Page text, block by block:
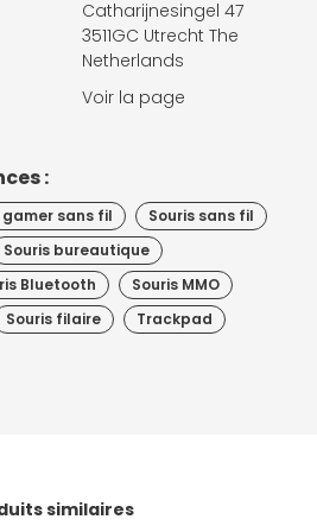
Catharijnesingel 47
3511GC Utrecht The
Netherlands
Voir la page
:
gamer sans fil
Souris sans fil
Souris bureautique
Bluetooth
Souris MMO
Souris filaire Trackpad
similaires